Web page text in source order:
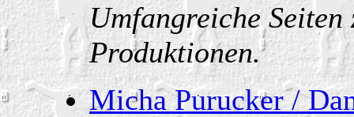
Umfangreiche
Produktionen.
Micha Purucker /